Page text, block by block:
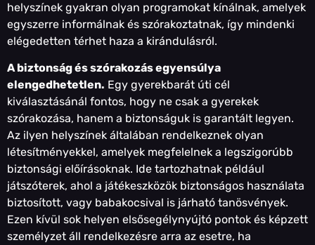
helyszínek gyakran olyan programokat kínálnak, amelyek
egyszerre informálnak és szórakoztatnak, így mindenki
elégedetten térhet haza a kirándulásról.
A biztonság és szórakozás egyensúlya
elengedhetetlen. Egy gyerekbarát úti cél
kiválasztásánál fontos, hogy ne csak a gyerekek
szórakozása, hanem a biztonságuk is garantált legyen.
Az ilyen helyszínek általában rendelkeznek olyan
létesítményekkel, amelyek megfelelnek a legszigorúbb
biztonsági előírásoknak. Ide tartozhatnak például
játszóterek, ahol a játékeszközök biztonságos használata
biztosított, vagy babakocsival is járható tanösvények.
Ezen kívül sok helyen elsősegélynyújtó pontok és képzett
személyzet áll rendelkezésre arra az esetre, ha